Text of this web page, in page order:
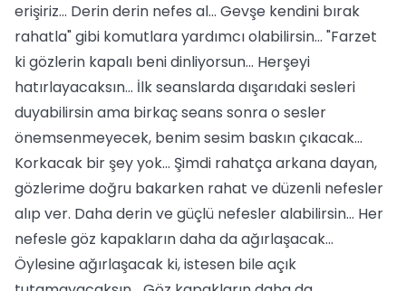
erişiriz... Derin derin nefes al... Gevşe kendini bırak
rahatla" gibi komutlara yardımcı olabilirsin... "Farzet
ki gözlerin kapalı beni dinliyorsun... Herşeyi
hatırlayacaksın... İlk seanslarda dışarıdaki sesleri
duyabilirsin ama birkaç seans sonra o sesler
önemsenmeyecek, benim sesim baskın çıkacak...
Korkacak bir şey yok... Şimdi rahatça arkana dayan,
gözlerime doğru bakarken rahat ve düzenli nefesler
alıp ver. Daha derin ve güçlü nefesler alabilirsin... Her
nefesle göz kapakların daha da ağırlaşacak...
Öylesine ağırlaşacak ki, istesen bile açık